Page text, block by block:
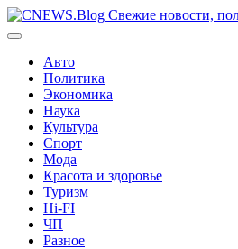
Перейти
к
Авто
Политика
Экономика
Наука
Культура
Спорт
Мода
Красота и здоровье
Туризм
Hi-FI
ЧП
Разное